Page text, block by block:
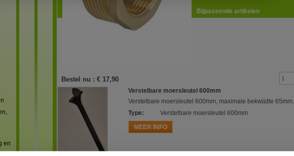
en
Bestel nu : € 17,90
Bijpassende artikelen
Verstelbare moersleutel 600mm
Verstelbare moersleutel 600mm, maximale bekwijdte 65mm.
Type:
Verstelbare moersleutel 600mm
MEER INFO